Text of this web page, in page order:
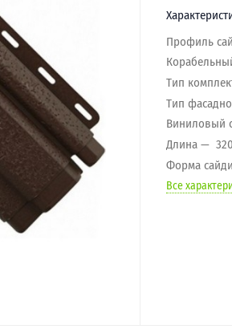
Профиль
Тип
Тип
Виниловый
Длина
Форма
Все